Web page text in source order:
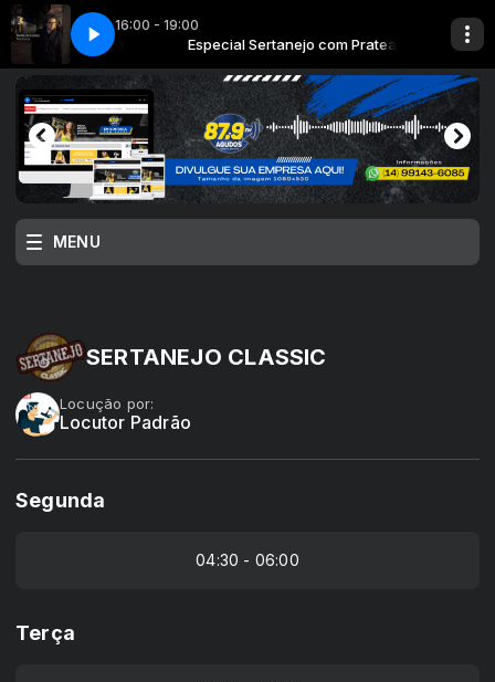
16:00 - 19:00
com Prateado Especial Sertanejo com Prateado
MENU
SERTANEJO CLASSIC
Locução por:
Locutor Padrão
Segunda
04:30 - 06:00
Terça